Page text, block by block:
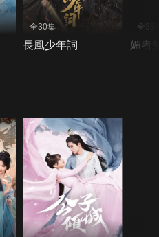
全30集
長風少年詞
全36
媚者